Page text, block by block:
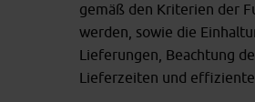
gemäß den Kriterien der
werden, sowie die
Lieferungen, Beachtung
Lieferzeiten und